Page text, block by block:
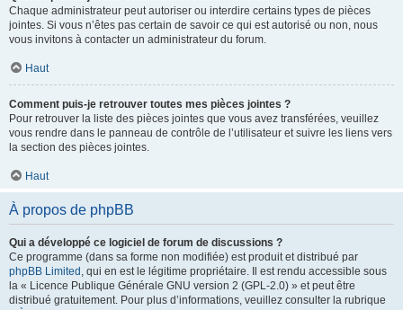
Chaque administrateur peut autoriser ou interdire certains types de pièces
jointes. Si vous n’êtes pas certain de savoir ce qui est autorisé ou non, nous
vous invitons à contacter un administrateur du forum.
Haut
Comment puis-je retrouver toutes mes pièces jointes ?
Pour retrouver la liste des pièces jointes que vous avez transférées, veuillez
vous rendre dans le panneau de contrôle de l’utilisateur et suivre les liens vers
la section des pièces jointes.
Haut
À propos de phpBB
Qui a développé ce logiciel de forum de discussions ?
Ce programme (dans sa forme non modifiée) est produit et distribué par
phpBB Limited , qui en est le légitime propriétaire. Il est rendu accessible sous
la « Licence Publique Générale GNU version 2 (GPL-2.0) » et peut être
distribué gratuitement. Pour plus d’informations, veuillez consulter la rubrique